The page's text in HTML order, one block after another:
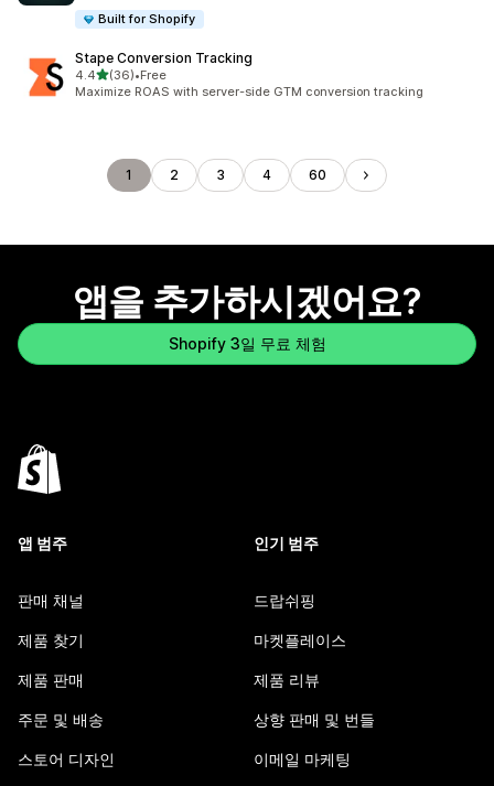
Built for Shopify
Stape Conversion Tracking
4.4별 5개 중
(36)
총 리뷰 36개
•Free
Maximize ROAS with server-side GTM conversion tracking
1 2 3 4 60
앱을 추가하시겠어요?
Shopify 3일 무료 체험
앱 범주
판매 채널
제품 찾기
제품 판매
주문 및 배송
스토어 디자인
인기 범주
드랍쉬핑
마켓플레이스
제품 리뷰
상향 판매 및 번들
이메일 마케팅